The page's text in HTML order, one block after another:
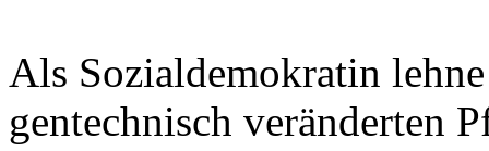
Als Sozialdemokratin
gentechnisch veränderten